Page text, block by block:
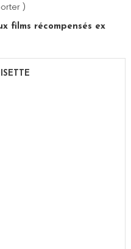
)
films récompensés ex